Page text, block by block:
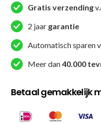
Gratis verzending
2 jaar garantie
Automatisch sparen
Meer dan40.000
Betaal gemakkelijk